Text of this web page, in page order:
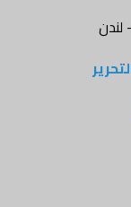
لندن